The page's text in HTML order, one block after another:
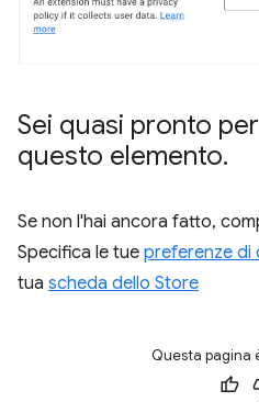
Sei quasi pronto
questo elemento.
Se non l'hai ancora fatto,
Specifica le tue preferenze di
tua scheda dello Store
Questa pagina